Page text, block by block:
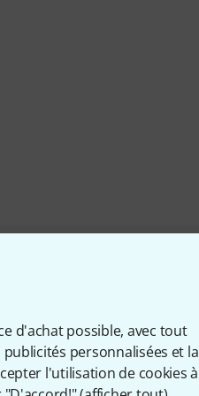
d'achat possible, avec tout
personnalisées et la
l'utilisation de cookies à
ceci